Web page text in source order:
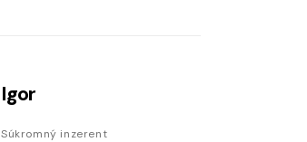
Igor
Súkromný inzerent